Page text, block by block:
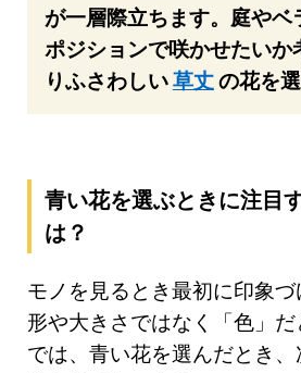
が一層際立ちます。庭やベ
ポジションで咲かせたいか
りふさわしい草丈 の花を
青い花を選ぶときに注目
は？
モノを見るとき最初に印象づ
形や大きさではなく「色」だ
では、青い花を選んだとき、